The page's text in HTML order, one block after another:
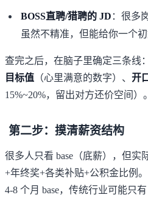
BOSS直聘/猎聘的 JD ：很多
虽然不精准，但能给你一个
查完之后，在脑子里确定三条线：
目标值 （心里满意的数字）、 开
15%~20%，留出对方还价空间）。
第二步：摸清薪资结构
很多人只看 base（底薪），但实
+年终奖+各类补贴+公积金比例
4-8 个月 base，传统行业可能只